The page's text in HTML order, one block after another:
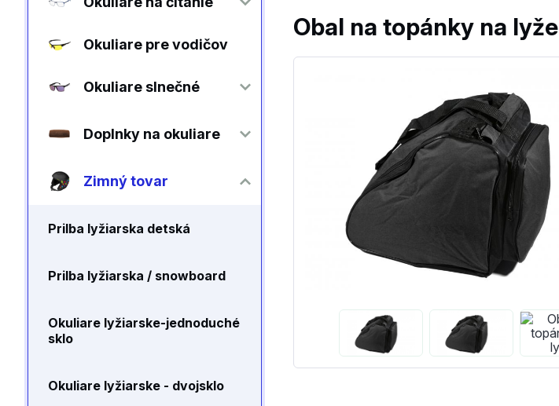
Okuliare pre vodičov
Okuliare slnečné
Doplnky na okuliare
Zimný tovar
Prilba lyžiarska detská
Prilba lyžiarska / snowboard
Okuliare lyžiarske-jednoduché
sklo
Okuliare lyžiarske - dvojsklo
Obal na topánky na lyže